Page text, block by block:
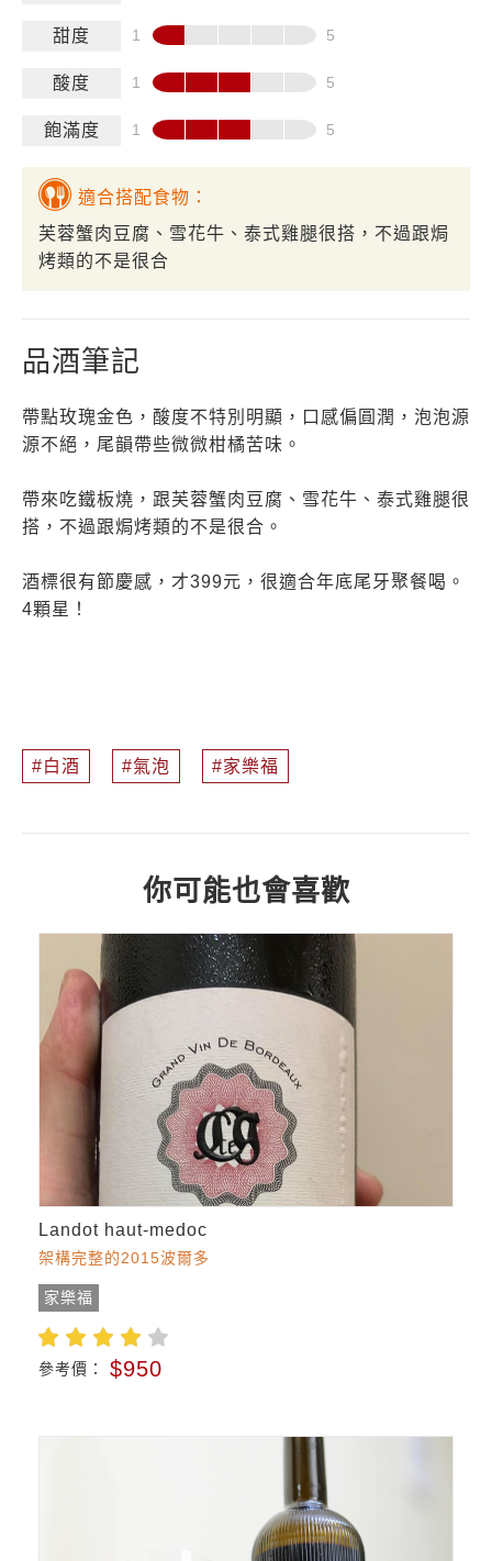
甜度
酸度
飽滿度
適合搭配食物：
芙蓉蟹肉豆腐、雪花牛、泰式雞腿很搭，不過跟焗
烤類的不是很合
品酒筆記
帶點玫瑰金色，酸度不特別明顯，口感偏圓潤，泡泡源
源不絕，尾韻帶些微微柑橘苦味。
帶來吃鐵板燒，跟芙蓉蟹肉豆腐、雪花牛、泰式雞腿很
搭，不過跟焗烤類的不是很合。
酒標很有節慶感，才399元，很適合年底尾牙聚餐喝。
4顆星！
白酒 氣泡 家樂福
你可能也會喜歡
Landot haut-medoc
架構完整的2015波爾多
家樂福
參考價： $950